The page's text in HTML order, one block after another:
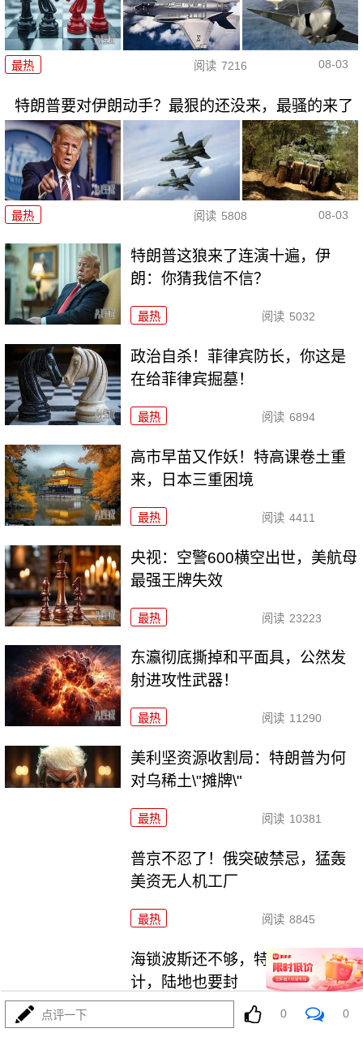
最热 阅读 7216 08-03
特朗普要对伊朗动手？最狠的还没来，最骚的来了
最热 阅读 5808 08-03
特朗普这狼来了连演十遍，伊
朗：你猜我信不信？
最热 阅读 5032
政治自杀！菲律宾防长，你这是
在给菲律宾掘墓！
最热 阅读 6894
高市早苗又作妖！特高课卷土重
来，日本三重困境
最热 阅读 4411
央视：空警600横空出世，美航母
最强王牌失效
最热 阅读 23223
东瀛彻底撕掉和平面具，公然发
射进攻性武器！
最热 阅读 11290
美利坚资源收割局：特朗普为何
对乌稀土\"摊牌\"
最热 阅读 10381
普京不忍了！俄突破禁忌，猛轰
美资无人机工厂
最热 阅读 8845
海锁波斯还不够，特朗普又生毒
计，陆地也要封
阅读 8690
点评一下 0 0